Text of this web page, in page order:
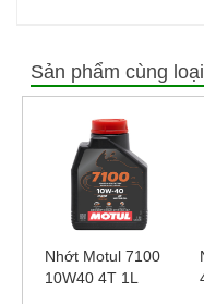
Sản phẩm cùng loại
Nhớt Motul 7100
10W40 4T 1L